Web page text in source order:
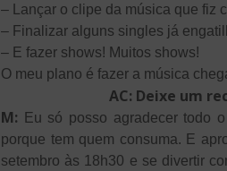
– Lançar o clipe da música que fiz
– Finalizar alguns singles já
– E fazer shows! Muitos shows!
O meu plano é fazer a música
AC: Deixe um
M: Eu só posso agradecer todo
porque tem quem consuma. E
setembro às 18h30 e se divertir